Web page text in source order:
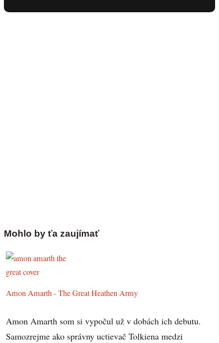
Mohlo by ťa zaujímať
Amon Amarth - The Great Heathen Army
Amon Amarth som si vypočul už v dobách ich debutu.
Samozrejme ako správny uctievač Tolkiena medzi